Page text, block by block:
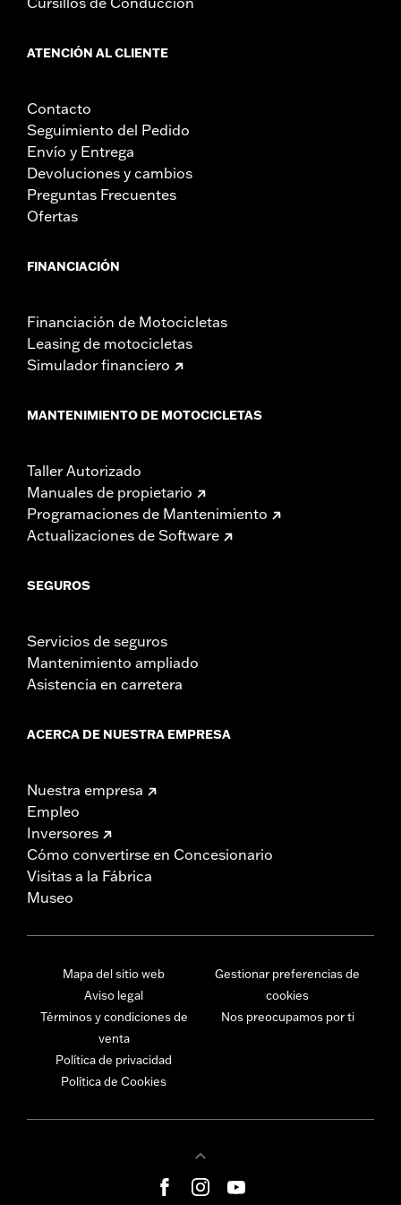
ATENCIÓN AL CLIENTE
Contacto
Seguimiento del Pedido
Envío y Entrega
Devoluciones y cambios
Preguntas Frecuentes
Ofertas
FINANCIACIÓN
Financiación de Motocicletas
Leasing de motocicletas
Simulador financiero
MANTENIMIENTO DE MOTOCICLETAS
Taller Autorizado
Manuales de propietario
Programaciones de Mantenimiento
Actualizaciones de Software
SEGUROS
Servicios de seguros
Mantenimiento ampliado
Asistencia en carretera
ACERCA DE NUESTRA EMPRESA
Nuestra empresa
Empleo
Inversores
Cómo convertirse en Concesionario
Visitas a la Fábrica
Museo
Mapa del sitio web
Aviso legal
Términos y condiciones de
venta
Política de privacidad
Política de Cookies
Gestionar preferencias de
cookies
Nos preocupamos por ti